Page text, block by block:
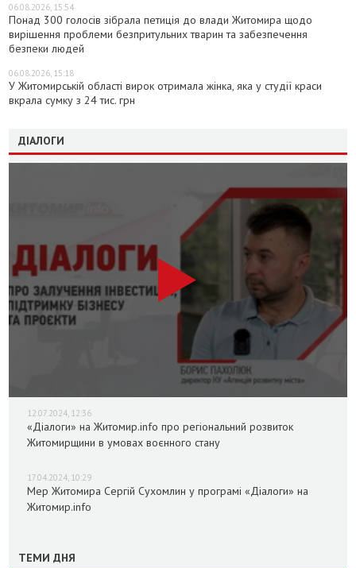
06.08.2026, 15:54
Понад 300 голосів зібрала петиція до влади Житомира щодо
вирішення проблеми безпритульних тварин та забезпечення
безпеки людей
06.08.2026, 15:18
У Житомирській області вирок отримала жінка, яка у студії краси
вкрала сумку з 24 тис. грн
ДІАЛОГИ
12.07.2024, 12:36
«Діалоги» на Житомир.info про регіональний розвиток
Житомирщини в умовах воєнного стану
17.04.2024, 10:29
Мер Житомира Сергій Сухомлин у програмі «Діалоги» на
Житомир.info
ТЕМИ ДНЯ